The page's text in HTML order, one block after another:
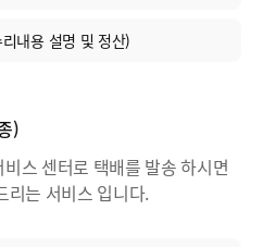
내용 설명 및 정산)
)
스 센터로 택배를 발송 하시면
리는 서비스 입니다.